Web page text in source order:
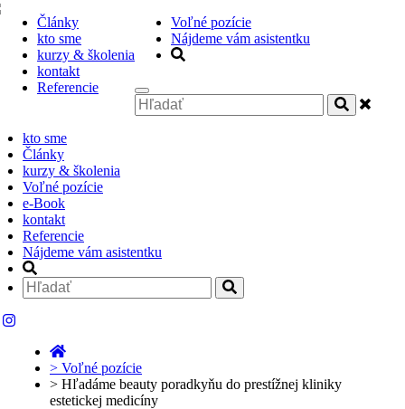
Články
kto sme
kurzy & školenia
kontakt
Referencie
Voľné pozície
Nájdeme vám asistentku
kto sme
Články
kurzy & školenia
Voľné pozície
e-Book
kontakt
Referencie
Nájdeme vám asistentku
> Voľné pozície
> Hľadáme beauty poradkyňu do prestížnej kliniky
estetickej medicíny